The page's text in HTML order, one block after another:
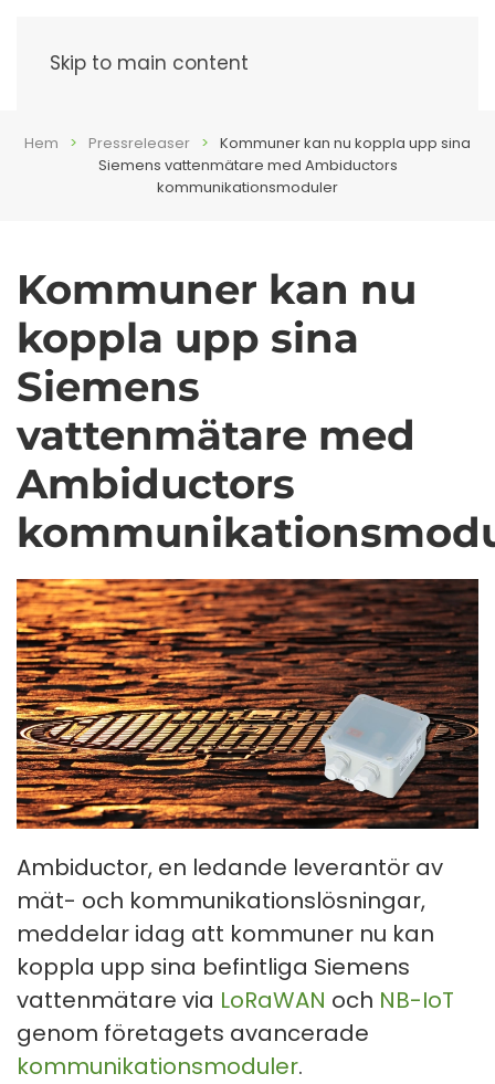
Skip to main content
Hem Pressreleaser
Kommuner kan nu koppla upp sina
Siemens vattenmätare med Ambiductors
kommunikationsmoduler
Kommuner kan nu
koppla upp sina
Siemens
vattenmätare med
Ambiductors
Ambiductor, en ledande leverantör av
mät- och kommunikationslösningar,
meddelar idag att kommuner nu kan
koppla upp sina befintliga Siemens
vattenmätare via LoRaWAN och NB-IoT
genom företagets avancerade
kommunikationsmoduler.